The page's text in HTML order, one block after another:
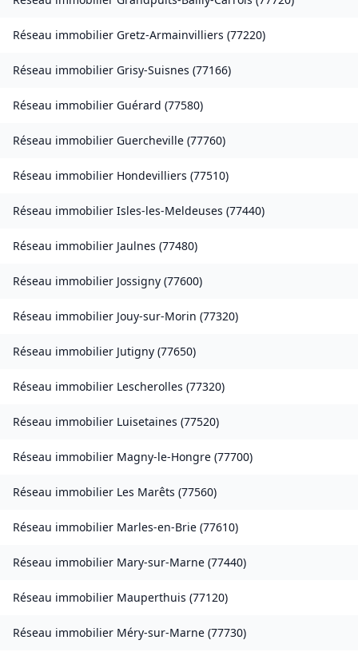
Réseau immobilier Gretz-Armainvilliers (77220)
Réseau immobilier Grisy-Suisnes (77166)
Réseau immobilier Guérard (77580)
Réseau immobilier Guercheville (77760)
Réseau immobilier Hondevilliers (77510)
Réseau immobilier Isles-les-Meldeuses (77440)
Réseau immobilier Jaulnes (77480)
Réseau immobilier Jossigny (77600)
Réseau immobilier Jouy-sur-Morin (77320)
Réseau immobilier Jutigny (77650)
Réseau immobilier Lescherolles (77320)
Réseau immobilier Luisetaines (77520)
Réseau immobilier Magny-le-Hongre (77700)
Réseau immobilier Les Marêts (77560)
Réseau immobilier Marles-en-Brie (77610)
Réseau immobilier Mary-sur-Marne (77440)
Réseau immobilier Mauperthuis (77120)
Réseau immobilier Méry-sur-Marne (77730)